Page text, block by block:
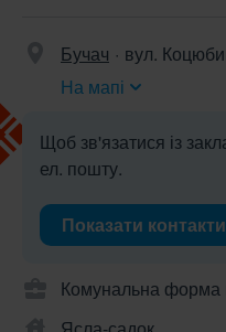
Бучач
вул.
На мапі
Щоб зв'язатися із
ел. пошту.
Показати контакти
Комунальна форма